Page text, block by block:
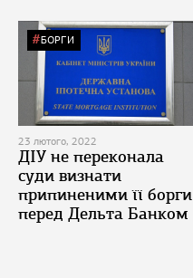
БОРГИ
23 лютого, 2022
ДІУ не переконала
суди визнати
припиненими її борги
перед Дельта Банком